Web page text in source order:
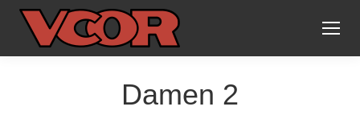
Damen 2